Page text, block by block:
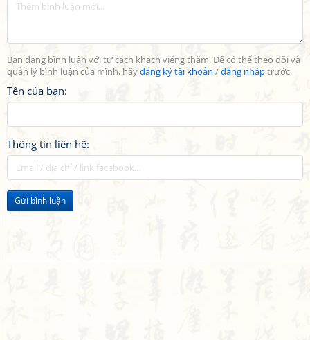
Bạn đang bình luận với tư cách khách viếng thăm. Để có thể theo dõi và
quản lý bình luận của mình, hãyđăng ký tài khoản /đăng nhậptrước.
Tên của bạn:
Thông tin liên hệ:
Gửi bình luận